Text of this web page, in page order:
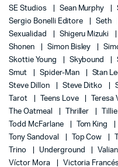
SE Studios
Sean Murphy
Sergio Bonelli Editore
Seth
Sexualidad
Shigeru Mizuki
Shonen
Simon Bisley
Skottie Young
Skybound
Smut
Spider-Man Stan
Steve Dillon
Steve Ditko
Tarot
Teens Love Teresa
The Oatmeal
Thriller
Todd McFarlane
Tom King
Tony Sandoval
Top Cow
Trino
Underground
Víctor Mora
Victoria